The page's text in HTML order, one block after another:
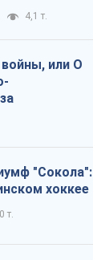
4,1 т.
или О
"Сокола":
хоккее
т.